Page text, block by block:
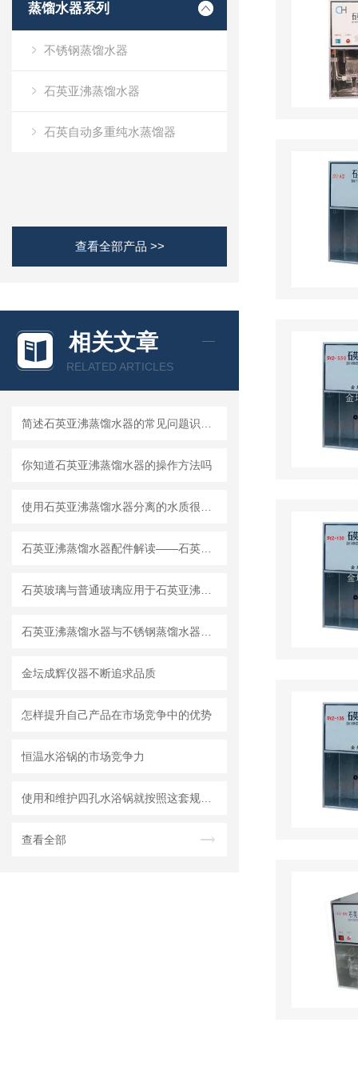
蒸馏水器系列
不锈钢蒸馏水器
石英亚沸蒸馏水器
石英自动多重纯水蒸馏器
查看全部产品 >>
相关文章
RELATED ARTICLES
你知道石英亚沸蒸馏水器的操作方法吗
金坛成辉仪器不断追求品质
怎样提升自己产品在市场竞争中的优势
恒温水浴锅的市场竞争力
查看全部